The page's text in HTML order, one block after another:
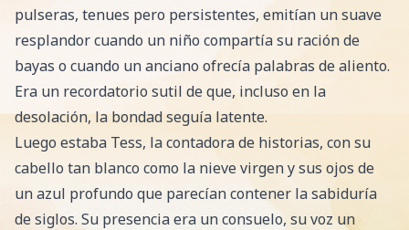
pulseras, tenues pero persistentes, emitían un suave
resplandor cuando un niño compartía su ración de
bayas o cuando un anciano ofrecía palabras de aliento.
Era un recordatorio sutil de que, incluso en la
desolación, la bondad seguía latente.
Luego estaba Tess, la contadora de historias, con su
cabello tan blanco como la nieve virgen y sus ojos de
un azul profundo que parecían contener la sabiduría
de siglos. Su presencia era un consuelo, su voz un